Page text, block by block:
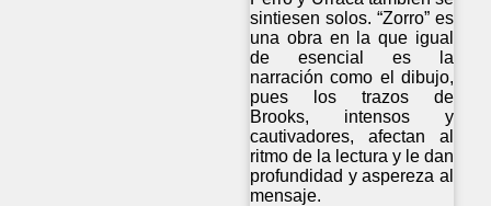
sintiesen solos. “Zorro” es
una obra en la que igual
de esencial es la
narración como el dibujo,
pues los trazos de
Brooks, intensos y
cautivadores, afectan al
ritmo de la lectura y le dan
profundidad y aspereza al
mensaje.